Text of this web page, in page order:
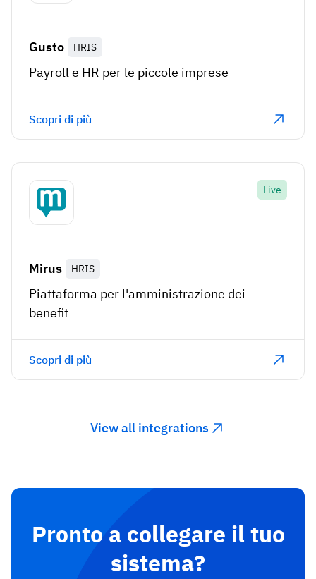
Gusto HRIS
Payroll e HR per le piccole imprese
Scopri di più
Live
Mirus HRIS
Piattaforma per l'amministrazione dei
benefit
Scopri di più
View all integrations
Pronto a collegare il tuo
sistema?